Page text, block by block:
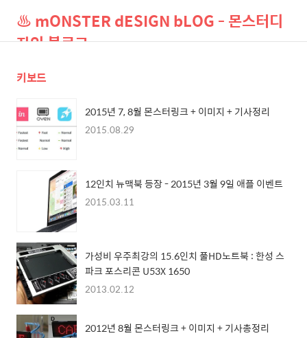
♨ mONSTER dESIGN bLOG - 몬스터디
자인 블로그
키보드
2015년 7, 8월 몬스터링크 + 이미지 + 기사정리
2015.08.29
12인치 뉴맥북 등장 - 2015년 3월 9일 애플 이벤트
2015.03.11
가성비 우주최강의 15.6인치 풀HD노트북 : 한성 스
파크 포스리콘 U53X 1650
2013.02.12
2012년 8월 몬스터링크 + 이미지 + 기사총정리